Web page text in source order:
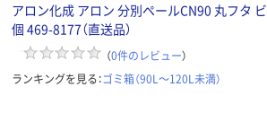
アロン化成 アロン 分別ペールCN90 丸フタ
個 469-8177（直送品）
（0件のレビュー）
ランキングを見る：ゴミ箱（90L～120L未満）